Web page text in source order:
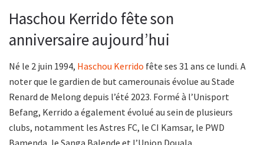
Haschou Kerrido fête son
anniversaire aujourd’hui
Né le 2 juin 1994, Haschou Kerrido fête ses 31 ans ce lundi. A
noter que le gardien de but camerounais évolue au Stade
Renard de Melong depuis l’été 2023. Formé à l’Unisport
Befang, Kerrido a également évolué au sein de plusieurs
clubs, notamment les Astres FC, le CI Kamsar, le PWD
Bamenda, le Sanga Balende et l’Union Douala.